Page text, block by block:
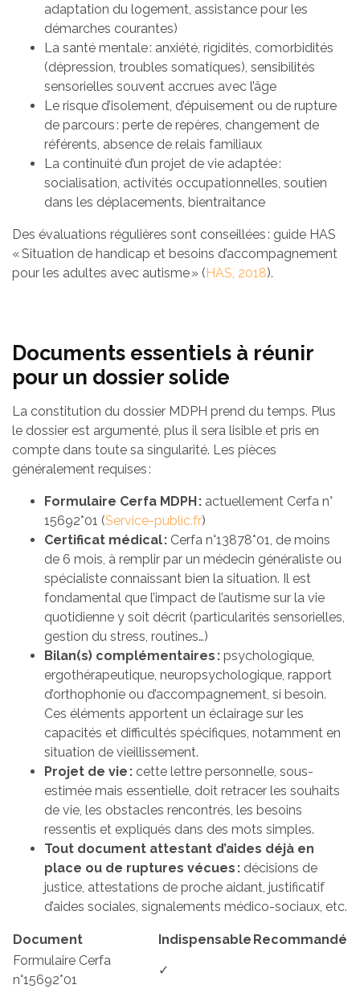
adaptation du logement, assistance pour les
démarches courantes)
La santé mentale : anxiété, rigidités, comorbidités
(dépression, troubles somatiques), sensibilités
sensorielles souvent accrues avec l’âge
Le risque d’isolement, d’épuisement ou de rupture
de parcours : perte de repères, changement de
référents, absence de relais familiaux
La continuité d’un projet de vie adaptée :
socialisation, activités occupationnelles, soutien
dans les déplacements, bientraitance
Des évaluations régulières sont conseillées : guide HAS
« Situation de handicap et besoins d’accompagnement
pour les adultes avec autisme » (HAS, 2018).
Documents essentiels à réunir
pour un dossier solide
La constitution du dossier MDPH prend du temps. Plus
le dossier est argumenté, plus il sera lisible et pris en
compte dans toute sa singularité. Les pièces
généralement requises :
Formulaire Cerfa MDPH : actuellement Cerfa n°
15692*01 (Service-public.fr)
Certificat médical : Cerfa n°13878*01, de moins
de 6 mois, à remplir par un médecin généraliste ou
spécialiste connaissant bien la situation. Il est
fondamental que l’impact de l’autisme sur la vie
quotidienne y soit décrit (particularités sensorielles,
gestion du stress, routines…)
Bilan(s) complémentaires : psychologique,
ergothérapeutique, neuropsychologique, rapport
d’orthophonie ou d’accompagnement, si besoin.
Ces éléments apportent un éclairage sur les
capacités et difficultés spécifiques, notamment en
situation de vieillissement.
Projet de vie : cette lettre personnelle, sous-
estimée mais essentielle, doit retracer les souhaits
de vie, les obstacles rencontrés, les besoins
ressentis et expliqués dans des mots simples.
Tout document attestant d’aides déjà en
place ou de ruptures vécues : décisions de
justice, attestations de proche aidant, justificatif
d’aides sociales, signalements médico-sociaux, etc.
Document Indispensable Recommandé
Formulaire Cerfa
n°15692*01
✓